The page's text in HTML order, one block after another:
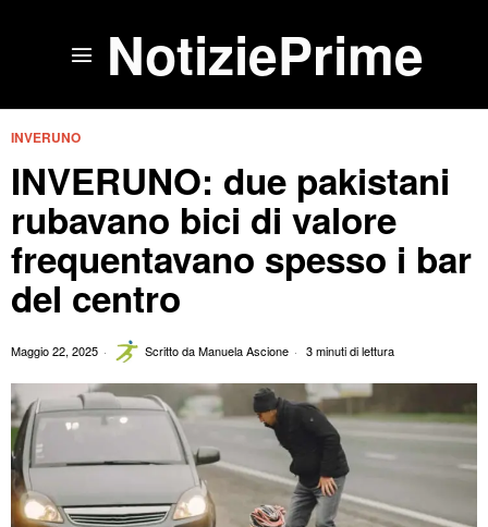
NotiziePrime
INVERUNO
INVERUNO: due pakistani
rubavano bici di valore
frequentavano spesso i bar
del centro
Maggio 22, 2025 Scritto daManuela Ascione 3 minuti di lettura